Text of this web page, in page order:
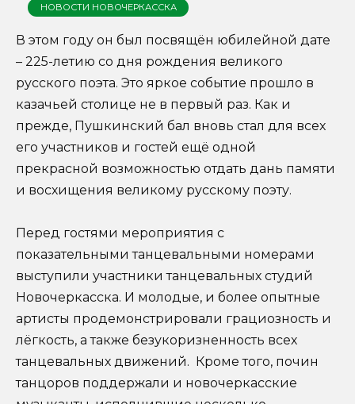
НОВОСТИ НОВОЧЕРКАССКА
В этом году он был посвящён юбилейной дате
– 225-летию со дня рождения великого
русского поэта. Это яркое событие прошло в
казачьей столице не в первый раз. Как и
прежде, Пушкинский бал вновь стал для всех
его участников и гостей ещё одной
прекрасной возможностью отдать дань памяти
и восхищения великому русскому поэту.
Перед гостями мероприятия с
показательными танцевальными номерами
выступили участники танцевальных студий
Новочеркасска. И молодые, и более опытные
артисты продемонстрировали грациозность и
лёгкость, а также безукоризненность всех
танцевальных движений. Кроме того, почин
танцоров поддержали и новочеркасские